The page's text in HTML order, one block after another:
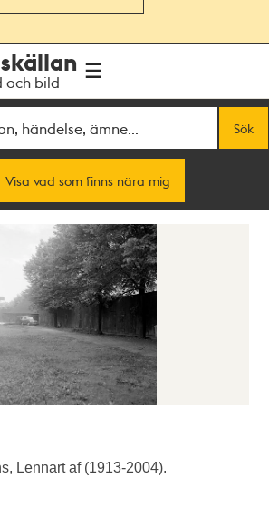
och bild
Sök
Visa vad som finns nära mig
Lennart af (1913-2004).